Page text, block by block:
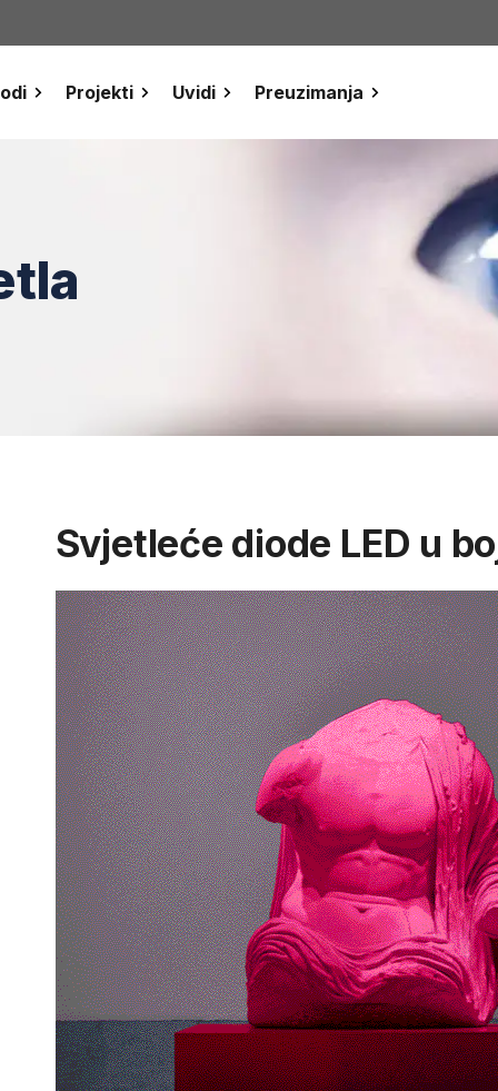
Projekti Uvidi Preuzimanja
Svjetleće diode LED u